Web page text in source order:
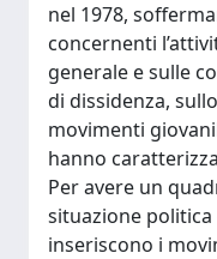
nel 1978,
concernenti
generale e sulle
di dissidenza,
movimenti
hanno
Per avere un
situazione
inseriscono i